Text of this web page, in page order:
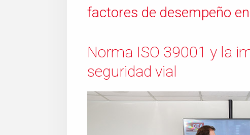
factores de desempeño
Norma ISO 39001 y la
seguridad vial